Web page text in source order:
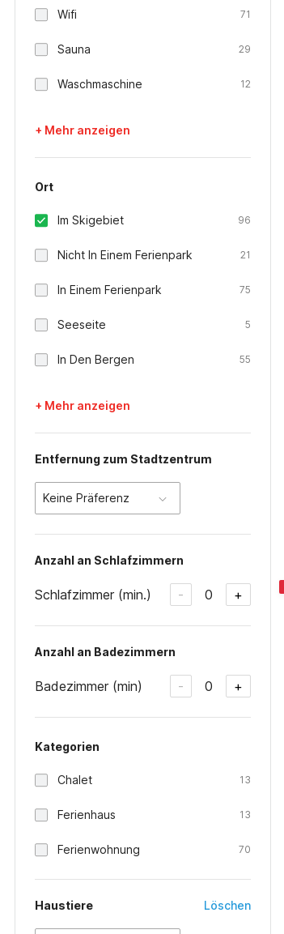
Wifi 71
Sauna 29
Waschmaschine 12
+ Mehr anzeigen
Ort
Im Skigebiet 96
Nicht In Einem Ferienpark 21
In Einem Ferienpark 75
Seeseite 5
In Den Bergen 55
+ Mehr anzeigen
Entfernung zum Stadtzentrum
Keine Präferenz
Anzahl an Schlafzimmern
Schlafzimmer (min.) - 0 +
Anzahl an Badezimmern
Badezimmer (min) - 0 +
Kategorien
Chalet 13
Ferienhaus 13
Ferienwohnung 70
Haustiere Löschen